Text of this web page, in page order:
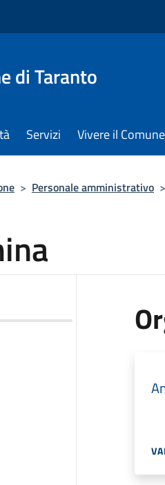
di Taranto
Servizi Vivere il Comune
> Personale amministrativo >